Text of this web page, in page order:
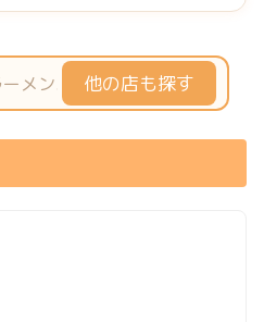
他の店も探す